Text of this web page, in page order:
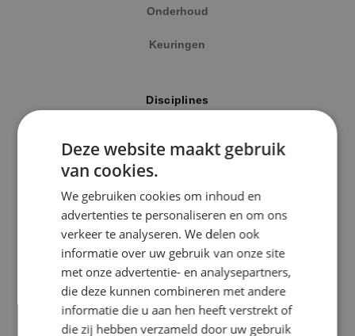
Kaatsheuvel
Sprundel
Specialisme
Beveiligingstechniek
Elektrotechniek
Energietechniek
Onderhoud
Keuringen
Disciplines
Werktuigbouwkunde
Energietechniek
Beveiligingstechniek
Uitgelicht
Klimaatinstallaties
Deze website maakt gebruik
van cookies.
We gebruiken cookies om inhoud en
advertenties te personaliseren en om ons
verkeer te analyseren. We delen ook
informatie over uw gebruik van onze site
met onze advertentie- en analysepartners,
die deze kunnen combineren met andere
informatie die u aan hen heeft verstrekt of
die zij hebben verzameld door uw gebruik